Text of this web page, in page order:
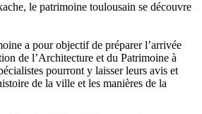
le patrimoine toulousain se découvre
a pour objectif de préparer l’arrivée
de l’Architecture et du Patrimoine à
pourront y laisser leurs avis et
de la ville et les manières de la